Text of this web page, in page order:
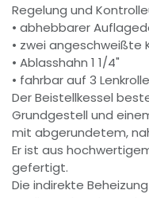
Regelung und
• abhebbarer
• zwei
• Ablasshahn 1 1/4"
• fahrbar auf 3
Der Beistellkessel
Grundgestell und
mit abgerundetem,
Er ist aus
gefertigt.
Die indirekte